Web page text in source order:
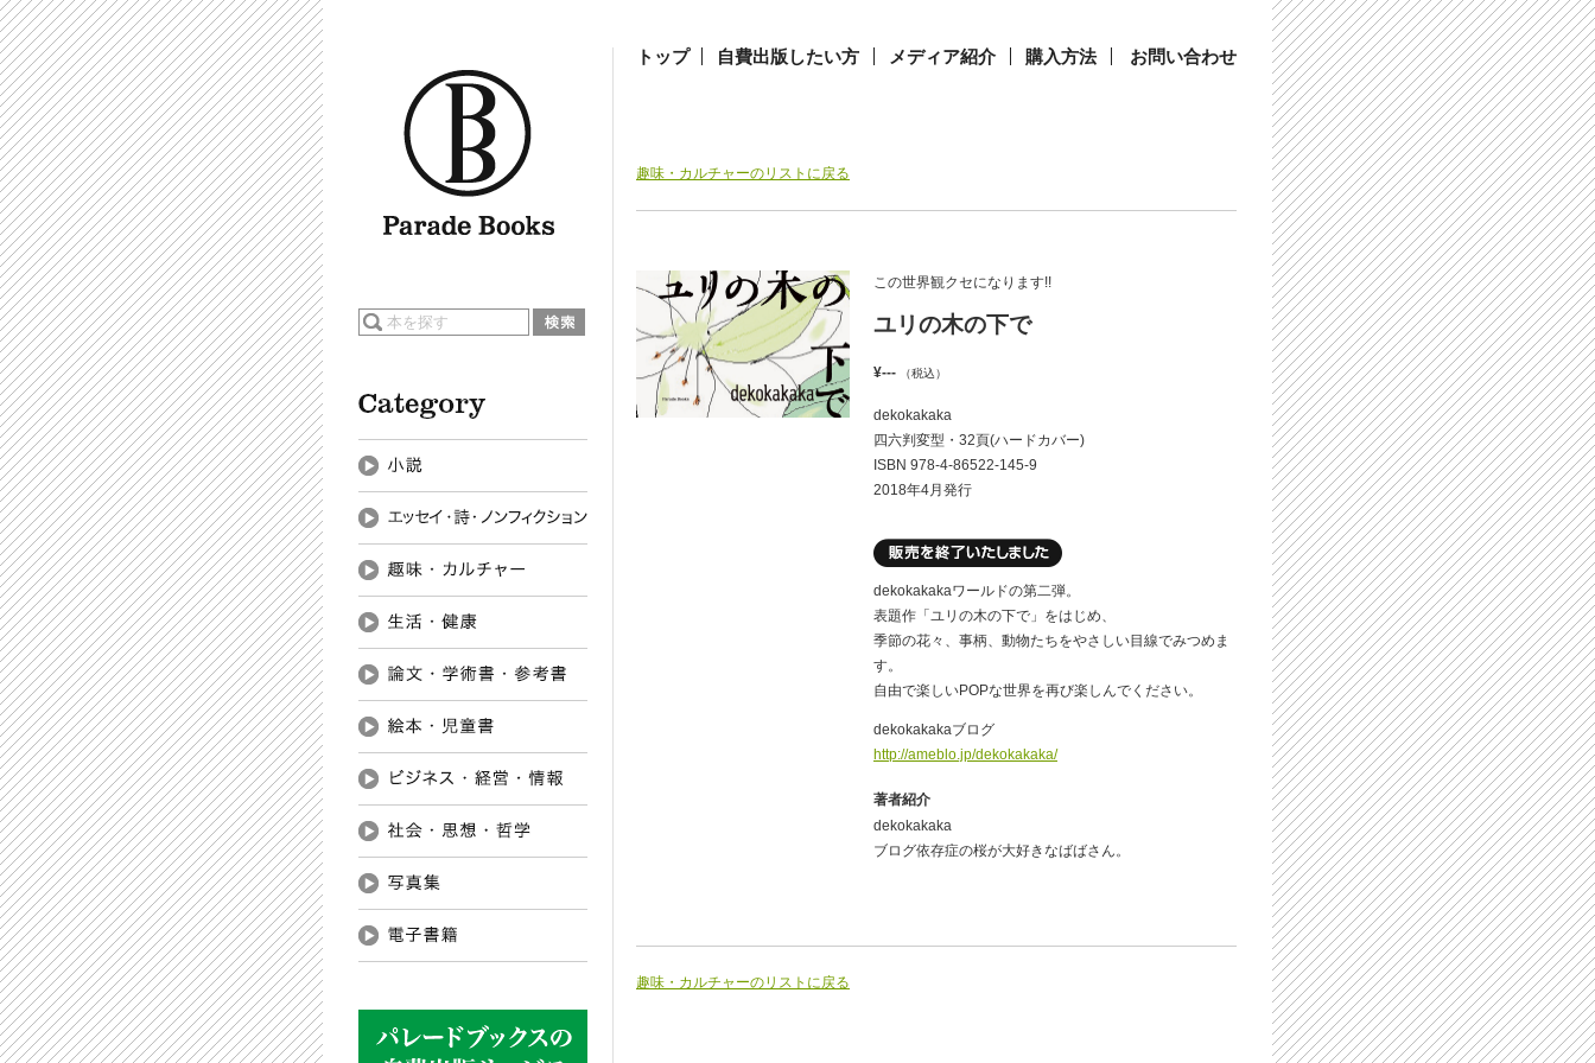
トップ 自費出版したい方 メディア紹介 購入方法 お問い合わせ
趣味・カルチャーのリストに戻る
この世界観クセになります!!
ユリの木の下で
¥--- （税込）
dekokakaka
四六判変型・32頁(ハードカバー)
ISBN 978-4-86522-145-9
2018年4月発行
dekokakakaワールドの第二弾。
表題作「ユリの木の下で」をはじめ、
季節の花々、事柄、動物たちをやさしい目線でみつめま
す。
自由で楽しいPOPな世界を再び楽しんでください。
dekokakakaブログ
http://ameblo.jp/dekokakaka/
著者紹介
dekokakaka
ブログ依存症の桜が大好きなばばさん。
趣味・カルチャーのリストに戻る